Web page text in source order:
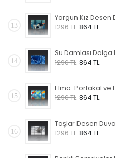
13
1296 TL 864 TL
14
1296 TL 864 TL
15
1296 TL 864 TL
16
1296 TL 864 TL